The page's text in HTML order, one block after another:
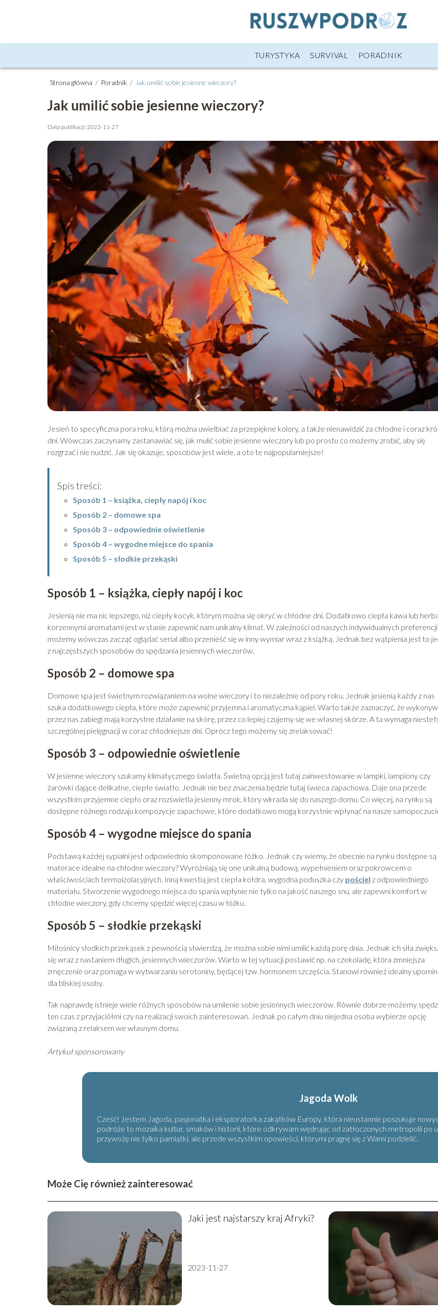
TURYSTYKA SURVIVAL PORADNIK
Strona główna / Poradnik / Jak umilić sobie jesienne wieczory?
Jak umilić sobie jesienne wieczory?
Data publikacji: 2023-11-27
Jesień to specyficzna pora roku, którą można uwielbiać za przepiękne kolory, a także nienawidzić za chłodne i coraz
dni. Wówczas zaczynamy zastanawiać się, jak mulić sobie jesienne wieczory lub po prostu co możemy zrobić, aby się
rozgrzać i nie nudzić. Jak się okazuje, sposobów jest wiele, a oto te najpopularniejsze!
Spis treści:
Sposób 1 – książka, ciepły napój i koc
Sposób 2 – domowe spa
Sposób 3 – odpowiednie oświetlenie
Sposób 4 – wygodne miejsce do spania
Sposób 5 – słodkie przekąski
Sposób 1 – książka, ciepły napój i koc
Jesienią nie ma nic lepszego, niż ciepły kocyk, którym można się okryć w chłodne dni. Dodatkowo ciepła kawa lub
korzennymi aromatami jest w stanie zapewnić nam unikalny klimat. W zależności od naszych indywidualnych preferencji
możemy wówczas zacząć oglądać serial albo przenieść się w inny wymiar wraz z książką. Jednak bez wątpienia jest to
z najczęstszych sposobów do spędzania jesiennych wieczorów.
Sposób 2 – domowe spa
Domowe spa jest świetnym rozwiązaniem na wolne wieczory i to niezależnie od pory roku. Jednak jesienią każdy z nas
szuka dodatkowego ciepła, które może zapewnić przyjemna i aromatyczna kąpiel. Warto także zaznaczyć, że
przez nas zabiegi mają korzystne działanie na skórę, przez co lepiej czujemy się we własnej skórze. A ta wymaga
szczególnej pielęgnacji w coraz chłodniejsze dni. Oprócz tego możemy się zrelaksować!
Sposób 3 – odpowiednie oświetlenie
W jesienne wieczory szukamy klimatycznego światła. Świetną opcją jest tutaj zainwestowanie w lampki, lampiony czy
żarówki dające delikatne, ciepłe światło. Jednak nie bez znaczenia będzie tutaj świeca zapachowa. Daje ona przede
wszystkim przyjemne ciepło oraz rozświetla jesienny mrok, który wkrada się do naszego domu. Co więcej, na rynku są
dostępne różnego rodzaju kompozycje zapachowe, które dodatkowo mogą korzystnie wpłynąć na nasze
Sposób 4 – wygodne miejsce do spania
Podstawą każdej sypialni jest odpowiednio skomponowane łóżko. Jednak czy wiemy, że obecnie na rynku dostępne są
materace idealne na chłodne wieczory? Wyróżniają się one unikalną budową, wypełnieniem oraz pokrowcem o
właściwościach termoizolacyjnych. Inną kwestią jest ciepła kołdra, wygodna poduszka czy pościel z odpowiedniego
materiału. Stworzenie wygodnego miejsca do spania wpłynie nie tylko na jakość naszego snu, ale zapewni komfort w
chłodne wieczory, gdy chcemy spędzić więcej czasu w łóżku.
Sposób 5 – słodkie przekąski
Miłośnicy słodkich przekąsek z pewnością stwierdzą, że można sobie nimi umilić każdą porę dnia. Jednak ich siła
się wraz z nastaniem długich, jesiennych wieczorów. Warto w tej sytuacji postawić np. na czekoladę, która zmniejsza
zmęczenie oraz pomaga w wytwarzaniu serotoniny, będącej tzw. hormonem szczęścia. Stanowi również idealny
dla bliskiej osoby.
Tak naprawdę istnieje wiele różnych sposobów na umilenie sobie jesiennych wieczorów. Równie dobrze możemy
ten czas z przyjaciółmi czy na realizacji swoich zainteresowań. Jednak po całym dniu niejedna osoba wybierze opcję
związaną z relaksem we własnym domu.
Artykuł sponsorowany
Jagoda Wolk
Cześć! Jestem Jagoda, pasjonatka i eksploratorka zakątków Europy, która nieustannie poszukuje
podróże to mozaika kultur, smaków i historii, które odkrywam wędrując od zatłoczonych metropolii po
przywożę nie tylko pamiątki, ale przede wszystkim opowieści, którymi pragnę się z Wami podzielić.
Może Cię również zainteresować
Jaki jest najstarszy kraj Afryki?
2023-11-27